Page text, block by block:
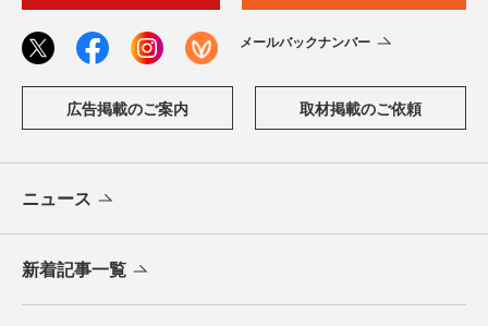
メールバックナンバー
広告掲載のご案内 取材掲載のご依頼
ニュース
新着記事一覧